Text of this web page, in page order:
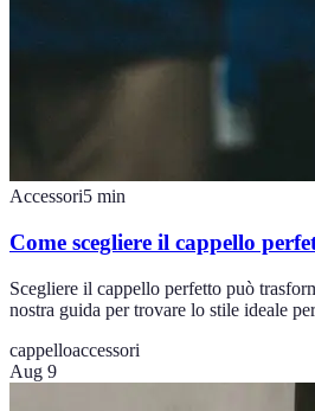
Accessori5 min
Come scegliere il cappello
Scegliere il cappello perfetto può
nostra guida per trovare lo stile ideale
cappelloaccessori
Aug 9